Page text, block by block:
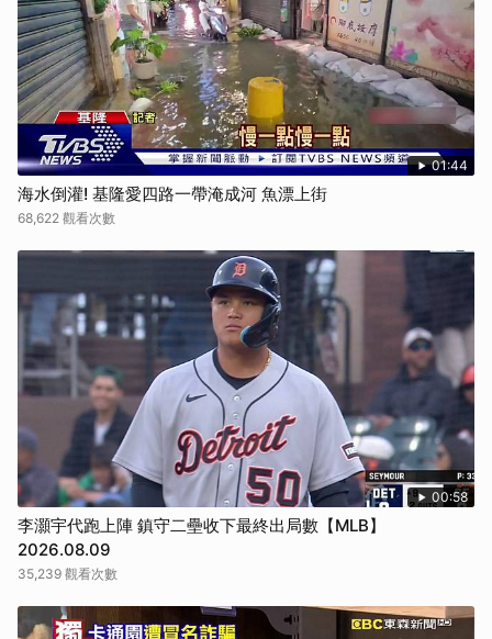
01:44
海水倒灌! 基隆愛四路一帶淹成河 魚漂上街
68,622 觀看次數
00:58
李灝宇代跑上陣 鎮守二壘收下最終出局數【MLB】
2026.08.09
35,239 觀看次數